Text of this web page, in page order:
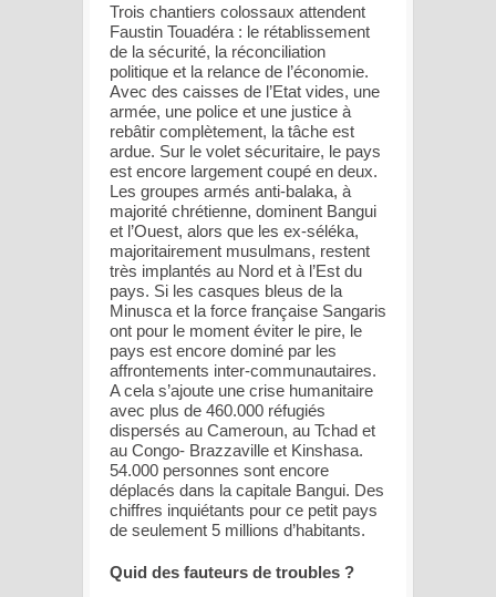
Trois chantiers colossaux attendent
Faustin Touadéra : le rétablissement
de la sécurité, la réconciliation
politique et la relance de l’économie.
Avec des caisses de l’Etat vides, une
armée, une police et une justice à
rebâtir complètement, la tâche est
ardue. Sur le volet sécuritaire, le pays
est encore largement coupé en deux.
Les groupes armés anti-balaka, à
majorité chrétienne, dominent Bangui
et l’Ouest, alors que les ex-séléka,
majoritairement musulmans, restent
très implantés au Nord et à l’Est du
pays. Si les casques bleus de la
Minusca et la force française Sangaris
ont pour le moment éviter le pire, le
pays est encore dominé par les
affrontements inter-communautaires.
A cela s’ajoute une crise humanitaire
avec plus de 460.000 réfugiés
dispersés au Cameroun, au Tchad et
au Congo- Brazzaville et Kinshasa.
54.000 personnes sont encore
déplacés dans la capitale Bangui. Des
chiffres inquiétants pour ce petit pays
de seulement 5 millions d’habitants.
Quid des fauteurs de troubles ?